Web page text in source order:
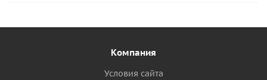
Компания
Условия сайта